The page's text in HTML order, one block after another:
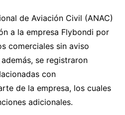
de Aviación Civil (ANAC)
a la empresa Flybondi por
comerciales sin aviso
se registraron
con
de la empresa, los cuales
adicionales.